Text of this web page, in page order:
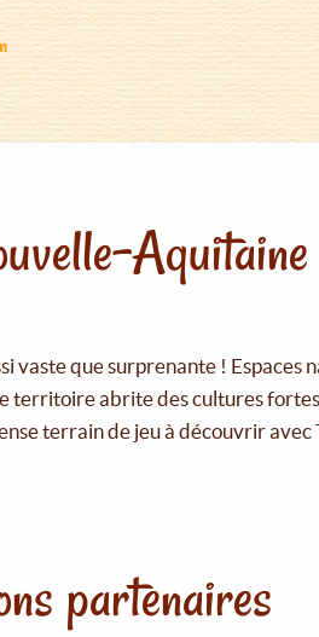
Aquitaine
vaste que surprenante !
territoire abrite des cultures
terrain de jeu à découvrir avec
partenaires